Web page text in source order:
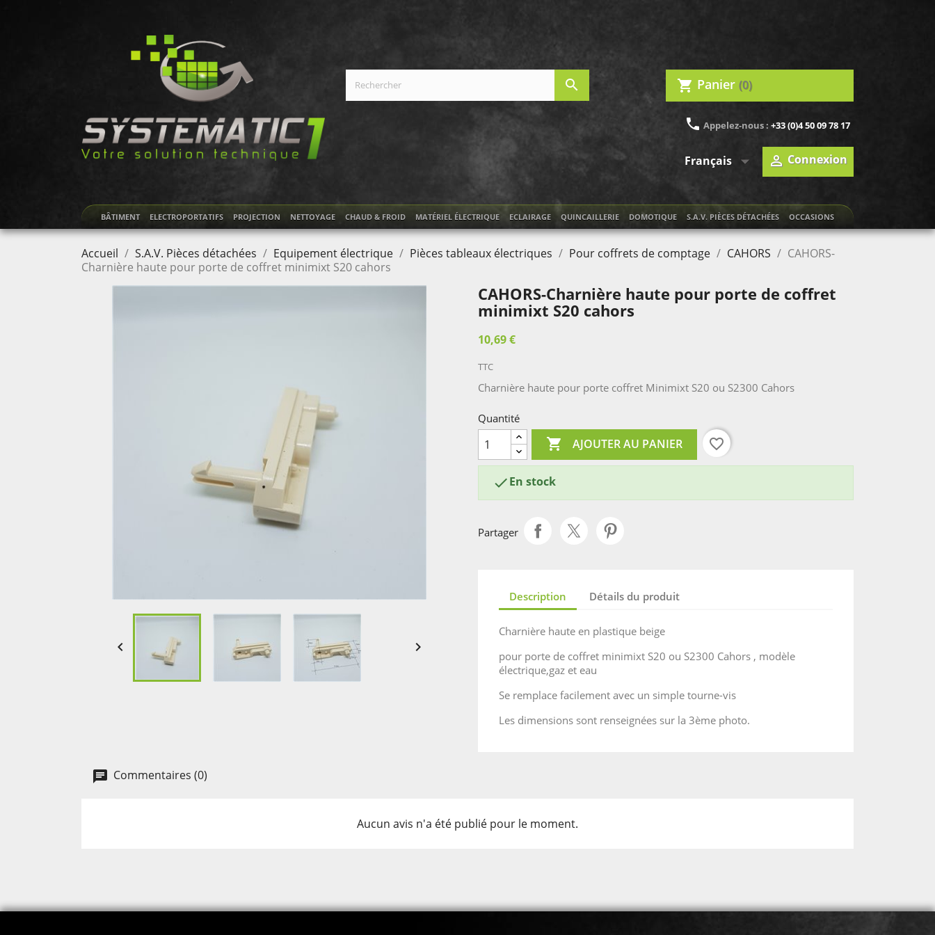
search shopping_cart Panier (0)
phone Appelez-nous : +33 (0)4 50 09 78 17
Français   Connexion
BÂTIMENT ELECTROPORTATIFS PROJECTION NETTOYAGE CHAUD & FROID MATÉRIEL ÉLECTRIQUE ECLAIRAGE QUINCAILLERIE DOMOTIQUE S.A.V. PIÈCES DÉTACHÉES OCCASIONS
Accueil S.A.V. Pièces détachées Equipement électrique Pièces tableaux électriques Pour coffrets de comptage CAHORS
CAHORS-
Charnière haute pour porte de coffret minimixt S20 cahors
 
CAHORS-Charnière haute pour porte de coffret
minimixt S20 cahors
10,69 €
TTC
Charnière haute pour porte coffret Minimixt S20 ou S2300 Cahors
Quantité
 AJOUTER AU PANIER favorite_border
En stock
Partager
Description Détails du produit
Charnière haute en plastique beige
pour porte de coffret minimixt S20 ou S2300 Cahors , modèle
électrique,gaz et eau
Se remplace facilement avec un simple tourne-vis
Les dimensions sont renseignées sur la 3ème photo.
Commentaires (0)
Aucun avis n'a été publié pour le moment.